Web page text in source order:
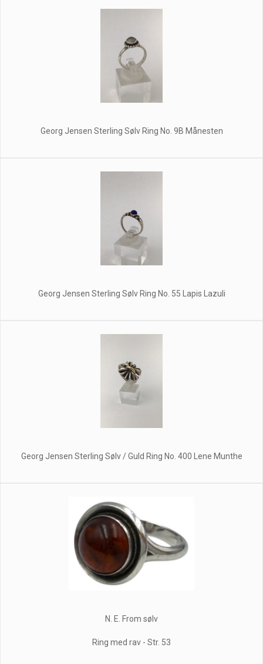
Georg Jensen Sterling Sølv Ring No. 9B Månesten
Georg Jensen Sterling Sølv Ring No. 55 Lapis Lazuli
Georg Jensen Sterling Sølv / Guld Ring No. 400 Lene Munthe
N. E. From sølv
Ring med rav - Str. 53